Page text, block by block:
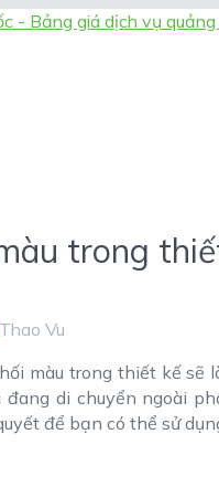
trong
Thao Vu
màu trong thiết kế sẽ
di chuyển ngoài
để bạn có thể sử